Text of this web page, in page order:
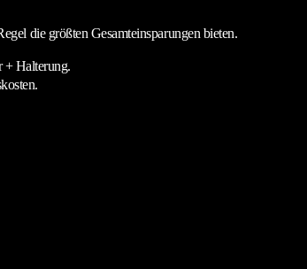
die größten Gesamteinsparungen bieten.
+ Halterung.